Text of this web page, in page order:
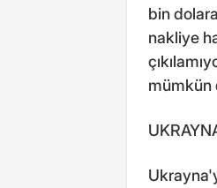
bin
nakliye
mümkün